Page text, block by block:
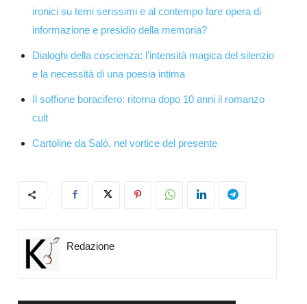
ironici su temi serissimi e al contempo fare opera di
informazione e presidio della memoria?
Dialoghi della coscienza: l’intensità magica del silenzio
e la necessità di una poesia intima
Il soffione boracifero: ritorna dopo 10 anni il romanzo
cult
Cartoline da Salò, nel vortice del presente
Redazione